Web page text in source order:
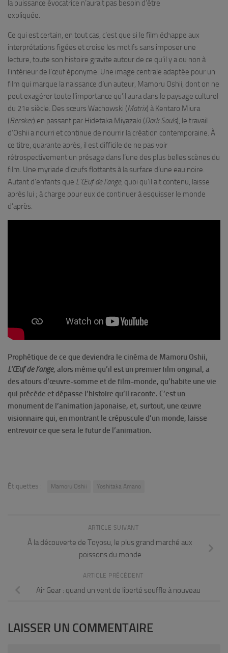
la puissance évocatrice n’aurait pas besoin d’être
expliquée.
Ce qui est certain, en tout cas, c’est que si le film échappe aux
interprétations figées et croise les motifs sans imposer une
lecture, toute son histoire gravite autour de ce qu’il y a ou non à
l’intérieur de l’œuf éponyme. Une image centrale adaptée pour un
film qui marque la naissance d’un auteur, Mamoru Oshii, dont on ne
peut exagérer toute l’importance qu’il aura dans le paysage culturel
du 21e siècle. Des sœurs Wachowski (Matrix) à Kentaro Miura
(Bersker) en passant par Hidetaka Miyazaki (Dark Souls), le travail
d’Oshii a nourri et continue de nourrir la création contemporaine. À
ce titre, quarante après, il est difficile de ne pas voir
rétrospectivement un présage dans l’une des plus belles scènes du
film. Une myriade d’œufs flottants à la surface d’une eau noire.
Autant d’enfants que L’Œuf de l’ange, quoi qu’il ait contenu, laisse
après lui ; à charge pour eux de continuer à esquisser le monde
d’après.
Prophétique de ce que deviendra le cinéma de Mamoru Oshii,
L’Œuf de l’ange, alors même qu’il est un premier film original, a
des atours d’œuvre-somme et de film-monde, qu’habite une vie
qui précède et dépasse l’histoire qu’il raconte. C’est un
monument de l’animation japonaise, et, surtout, une œuvre
visionnaire qui, en montrant le crépuscule d’un monde, laisse
entrevoir ce que sera le futur de l’animation.
Étiquettes : Mamoru Oshii Yoshitaka Amano
ARTICLE SUIVANT
À la découverte de Toyosu, le plus grand marché aux
poissons du monde
ARTICLE PRÉCÉDENT
Air Gear : quand un vent de liberté souffle à nouveau
LAISSER UN COMMENTAIRE